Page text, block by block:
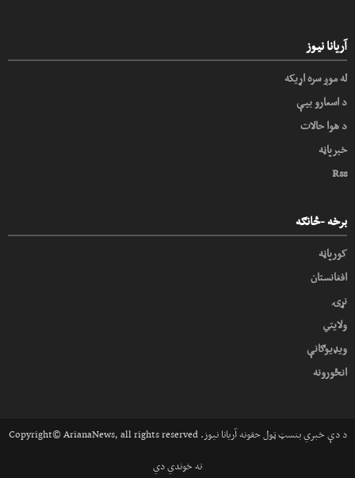
آریانا نیوز
له موږ سره اړیکه
د اسعارو بیې
د هوا حالات
خبرپاڼه
Rss
برخه -څانګه
کورپاڼه
افغانستان
نړۍ
ولایتي
ویډیوګانې
انځورونه
Copyright© ArianaNews, all rights reserved .د دې خبري بنسټ ټول حقونه آریانا نیوز
ته خوندي دي